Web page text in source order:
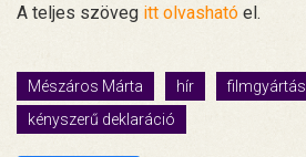
A teljes szöveg itt olvasható el.
Mészáros Márta hír filmgyártás
kényszerű deklaráció